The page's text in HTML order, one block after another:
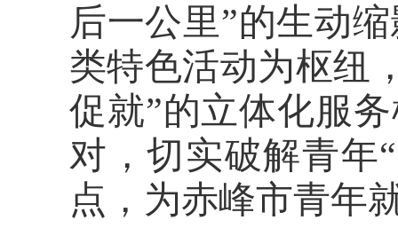
后一公里”的生动
类特色活动为枢纽
促就”的立体化服
对，切实破解青年
点，为赤峰市青年